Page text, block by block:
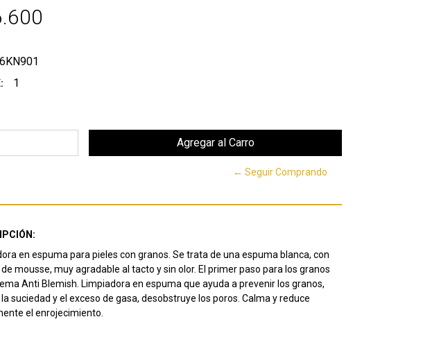
6KN901
1
← Seguir Comprando
en espuma para pieles con granos. Se trata de una espuma blanca, con
mousse, muy agradable al tacto y sin olor. El primer paso para los granos
Anti Blemish. Limpiadora en espuma que ayuda a prevenir los granos,
suciedad y el exceso de gasa, desobstruye los poros. Calma y reduce
el enrojecimiento.